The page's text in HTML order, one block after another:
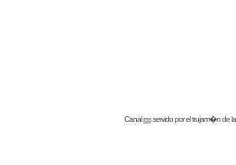
Canalrssservido por eltrujam�nde